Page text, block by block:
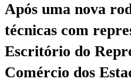
Após uma nova
técnicas com
Escritório do
Comércio dos